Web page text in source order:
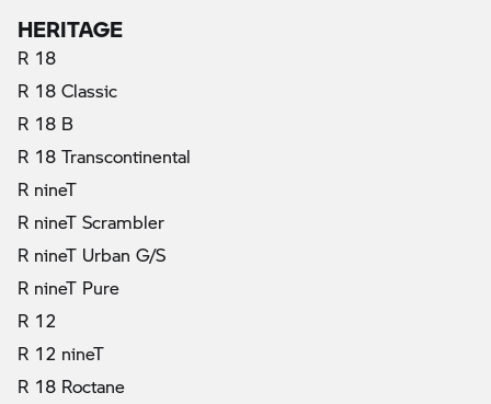
HERITAGE
R 18
R 18 Classic
R 18 B
R 18 Transcontinental
R nineT
R nineT Scrambler
R nineT Urban G/S
R nineT Pure
R 12
R 12 nineT
R 18 Roctane